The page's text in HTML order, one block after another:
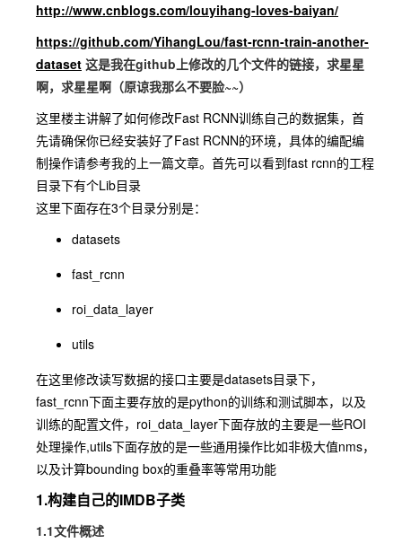
http://www.cnblogs.com/louyihang-loves-baiyan/
https://github.com/YihangLou/fast-rcnn-train-another-
dataset 这是我在github上修改的几个文件的链接，求星星
啊，求星星啊（原谅我那么不要脸~~）
这里楼主讲解了如何修改Fast RCNN训练自己的数据集，首
先请确保你已经安装好了Fast RCNN的环境，具体的编配编
制操作请参考我的上一篇文章。首先可以看到fast rcnn的工程
目录下有个Lib目录
这里下面存在3个目录分别是：
datasets
fast_rcnn
roi_data_layer
utils
在这里修改读写数据的接口主要是datasets目录下，
fast_rcnn下面主要存放的是python的训练和测试脚本，以及
训练的配置文件，roi_data_layer下面存放的主要是一些ROI
处理操作,utils下面存放的是一些通用操作比如非极大值nms，
以及计算bounding box的重叠率等常用功能
1.构建自己的IMDB子类
1.1文件概述